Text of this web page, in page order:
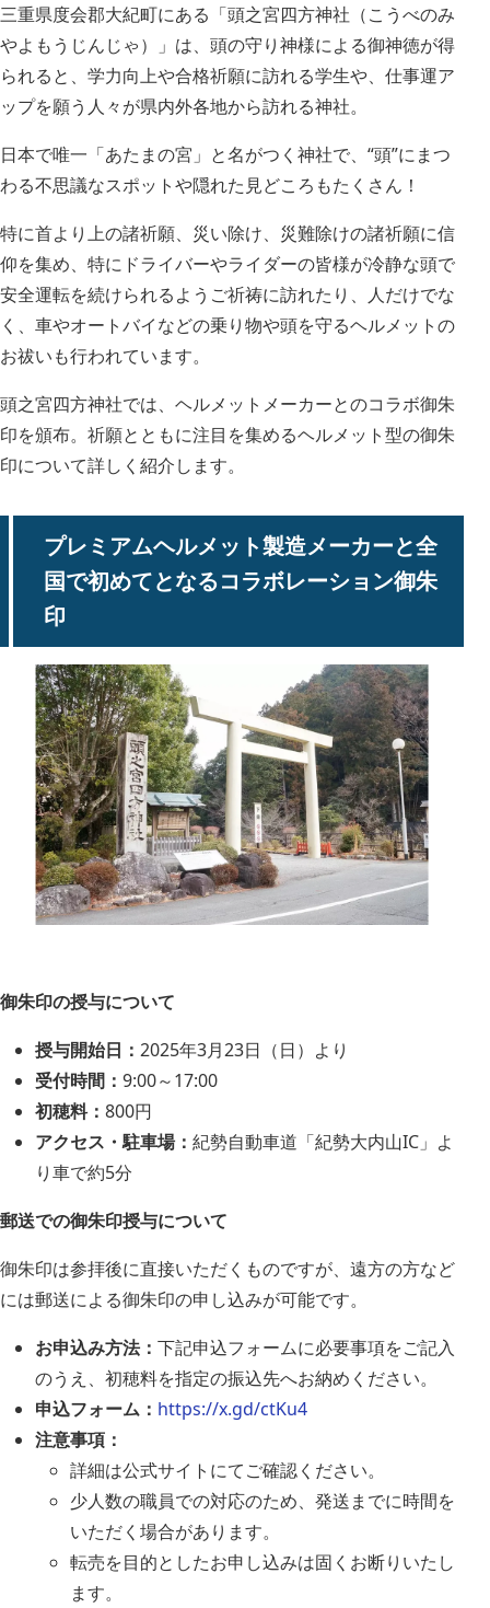
三重県度会郡大紀町にある「頭之宮四方神社（こうべのみ
やよもうじんじゃ）」は、頭の守り神様による御神徳が得
られると、学力向上や合格祈願に訪れる学生や、仕事運ア
ップを願う人々が県内外各地から訪れる神社。
日本で唯一「あたまの宮」と名がつく神社で、“頭”にまつ
わる不思議なスポットや隠れた見どころもたくさん！
特に首より上の諸祈願、災い除け、災難除けの諸祈願に信
仰を集め、特にドライバーやライダーの皆様が冷静な頭で
安全運転を続けられるようご祈祷に訪れたり、人だけでな
く、車やオートバイなどの乗り物や頭を守るヘルメットの
お祓いも行われています。
頭之宮四方神社では、ヘルメットメーカーとのコラボ御朱
印を頒布。祈願とともに注目を集めるヘルメット型の御朱
印について詳しく紹介します。
プレミアムヘルメット製造メーカーと全
国で初めてとなるコラボレーション御朱
印
御朱印の授与について
授与開始日： 2025年3月23日（日）より
受付時間： 9:00～17:00
初穂料： 800円
アクセス・駐車場： 紀勢自動車道「紀勢大内山IC」よ
り車で約5分
郵送での御朱印授与について
御朱印は参拝後に直接いただくものですが、遠方の方など
には郵送による御朱印の申し込みが可能です。
お申込み方法： 下記申込フォームに必要事項をご記入
のうえ、初穂料を指定の振込先へお納めください。
申込フォーム： https://x.gd/ctKu4
注意事項：
詳細は公式サイトにてご確認ください。
少人数の職員での対応のため、発送までに時間を
いただく場合があります。
転売を目的としたお申し込みは固くお断りいたし
ます。